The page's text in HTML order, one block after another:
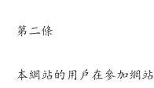
第二條
本網站的用戶在參加網